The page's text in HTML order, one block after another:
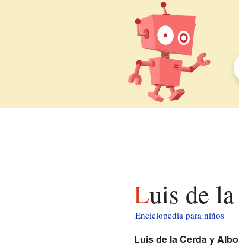
Luis de
Enciclopedia para niños
Luis de la Cerda y